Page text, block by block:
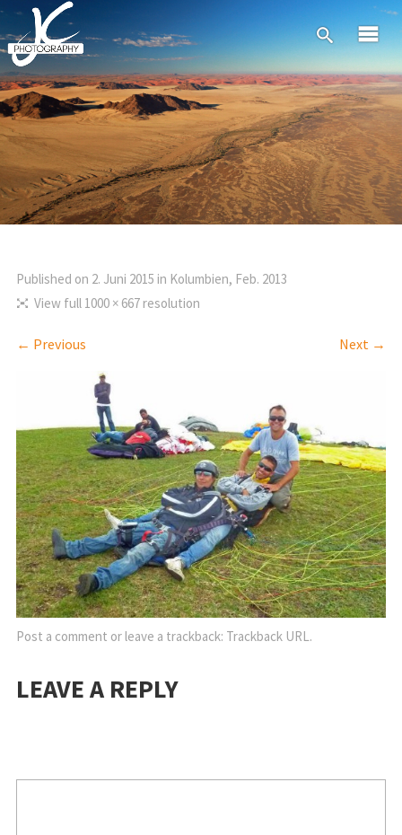
Published on 2. Juni 2015 in Kolumbien, Feb. 2013
View full 1000 × 667 resolution
← Previous Next →
Post a comment or leave a trackback: Trackback URL.
LEAVE A REPLY